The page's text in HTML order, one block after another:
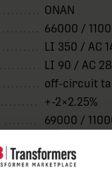
ONAN
66000 /
LI 350 / AC
LI 90 / AC
off-circuit
+-2×2.25%
69000 /
Dd0